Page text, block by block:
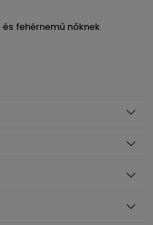
és fehérnemű nőknek